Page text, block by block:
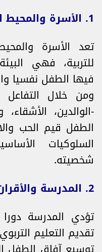
1. الأسرة والمحيط العائلي
تعد الأسرة
للتربية، فهي
فيها الطفل نفسيا
ومن خلال التفاعل
-الوالدين،
الطفل قيم الحب
السلوكيات
شخصيته.
2. المدرسة والأقران
تؤدي المدرسة
تقديم التعليم